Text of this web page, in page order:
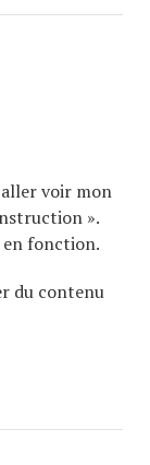
voir mon
».
en fonction.
du contenu